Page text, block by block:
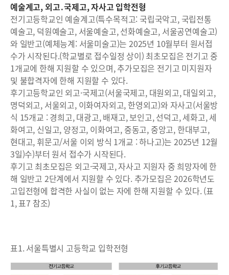
예술계고, 외고․국제고, 자사고 입학전형
전기고등학교인 예술계고(특수목적고: 국립국악고, 국립전통
예술고, 덕원예술고, 서울예술고, 선화예술고, 서울공연예술고)
와 일반고(예체능계: 서울미술고)는 2025년 10월부터 원서접
수가 시작된다.(학교별로 접수일정 상이) 최초모집은 전기고 중
1개교에 한해 지원할 수 있으며, 추가모집은 전기고 미지원자
및 불합격자에 한해 지원할 수 있다.
후기고등학교인 외고·국제고(서울국제고, 대원외고, 대일외고,
명덕외고, 서울외고, 이화여자외고, 한영외고)와 자사고(서울방
식 15개교 : 경희고, 대광고, 배재고, 보인고, 선덕고, 세화고, 세
화여고, 신일고, 양정고, 이화여고, 중동고, 중앙고, 한대부고,
현대고, 휘문고/서울 이외 방식 1개교 : 하나고)는 2025년 12월
3일)수)부터 원서 접수가 시작된다.
후기고 최초모집은 외고·국제고, 자사고 지원자 중 희망자에 한
해 일반고 2단계에서 지원할 수 있다. 추가모집은 2026학년도
고입전형에 합격한 사실이 없는 자에 한해 지원할 수 있다. (표
1, 표7 참조)
표1. 서울특별시 고등학교 입학전형